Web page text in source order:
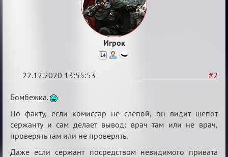
Игрок
14
#2
22.12.2020 13:55:53
Re:
Ценная
игровая
информация
Бомбежка.
По факту, если комиссар не слепой, он видит шепот
сержанту и сам делает вывод: врач там или не врач,
проверять там или не проверять.
Даже если сержант посредством невидимого привата